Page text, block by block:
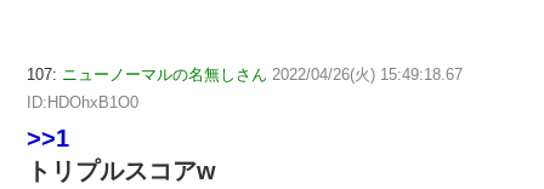
107: ニューノーマルの名無しさん 2022/04/26(火) 15:49:18.67
ID:HDOhxB1O0
>>1
トリプルスコアw